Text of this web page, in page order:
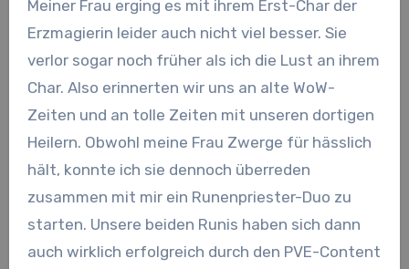
Meiner Frau erging es mit ihrem Erst-Char der
Erzmagierin leider auch nicht viel besser. Sie
verlor sogar noch früher als ich die Lust an ihrem
Char. Also erinnerten wir uns an alte WoW-
Zeiten und an tolle Zeiten mit unseren dortigen
Heilern. Obwohl meine Frau Zwerge für hässlich
hält, konnte ich sie dennoch überreden
zusammen mit mir ein Runenpriester-Duo zu
starten. Unsere beiden Runis haben sich dann
auch wirklich erfolgreich durch den PVE-Content